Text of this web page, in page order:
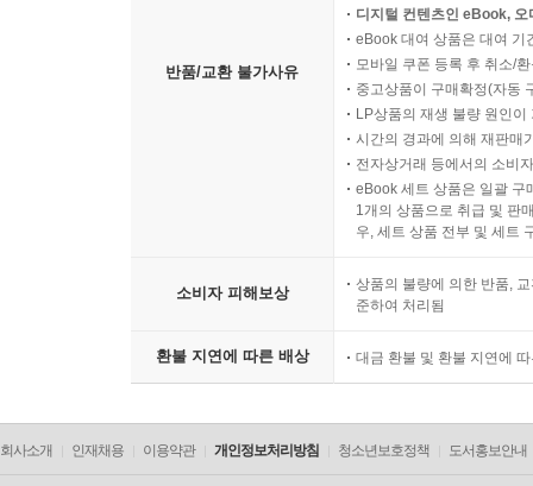
반품/교환 불가사유
디지털 컨텐츠인 eBook,
eBook 대여 상품은 대여 기
모바일 쿠폰 등록 후 취소/
중고상품이 구매확정(자동
LP상품의 재생 불량 원인
시간의 경과에 의해 재판매
전자상거래 등에서의 소비
eBook 세트 상품은 일괄 구
1개의 상품으로 취급 및 판
우, 세트 상품 전부 및 세트
소비자 피해보상
상품의 불량에 의한 반품,
준하여 처리됨
환불 지연에 따른 배상 대금 환불 및 환불 지연에
회사소개 인재채용 이용약관 개인정보처리방침 청소년보호정책 도서홍보안내